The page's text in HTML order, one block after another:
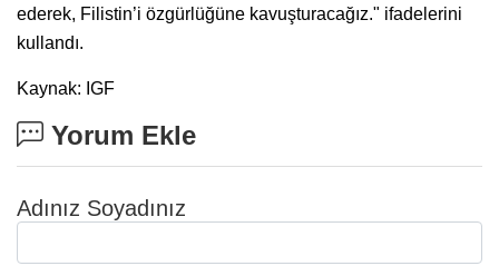
ederek, Filistin’i özgürlüğüne kavuşturacağız." ifadelerini
kullandı.
Kaynak: IGF
Yorum Ekle
Adınız Soyadınız